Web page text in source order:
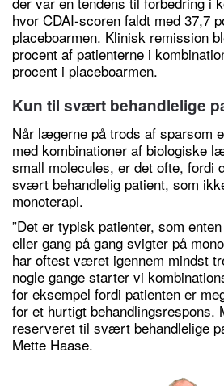
hvor CDAI-scoren faldt med 37,7
placeboarmen. Klinisk remission
procent af patienterne i
procent i placeboarmen.
Kun til svært behandlelige
Når lægerne på trods af sparsom
med kombinationer af biologiske
small molecules, er det ofte, fordi
svært behandlelig patient, som
monoterapi.
”Det er typisk patienter, som
eller gang på gang svigter på
har oftest været igennem mindst
nogle gange starter vi
for eksempel fordi patienten er
for et hurtigt behandlingsrespons.
reserveret til svært behandlelige
Mette Haase.